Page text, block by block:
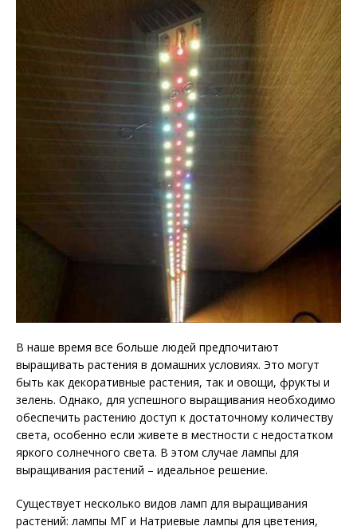
В наше время все больше людей предпочитают
выращивать растения в домашних условиях. Это могут
быть как декоративные растения, так и овощи, фрукты и
зелень. Однако, для успешного выращивания необходимо
обеспечить растению доступ к достаточному количеству
света, особенно если живете в местности с недостатком
яркого солнечного света. В этом случае лампы для
выращивания растений – идеальное решение.
Существует несколько видов ламп для выращивания
растений: лампы МГ и Натриевые лампы для цветения,